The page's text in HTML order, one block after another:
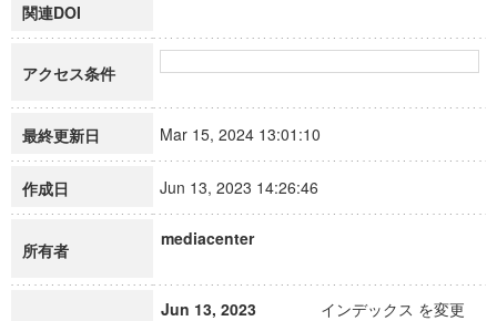
関連DOI
アクセス条件
最終更新日 Mar 15, 2024 13:01:10
作成日 Jun 13, 2023 14:26:46
所有者
mediacenter
Jun 13, 2023 インデックス を変更